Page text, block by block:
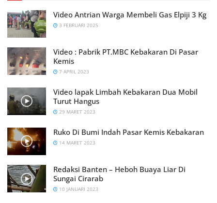
Video Antrian Warga Membeli Gas Elpiji 3 Kg
3 FEBRUARI 2025
Video : Pabrik PT.MBC Kebakaran Di Pasar
Kemis
7 APRIL 2023
Video lapak Limbah Kebakaran Dua Mobil
Turut Hangus
29 MARET 2023
Ruko Di Bumi Indah Pasar Kemis Kebakaran
14 MARET 2023
Redaksi Banten – Heboh Buaya Liar Di
Sungai Cirarab
10 JANUARI 2023